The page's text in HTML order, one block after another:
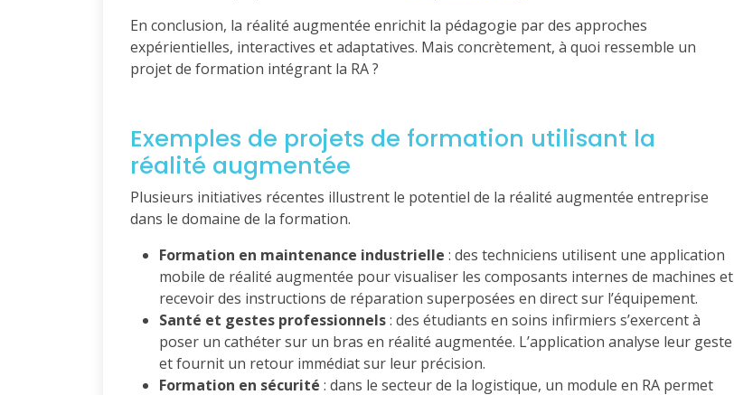
En conclusion, la réalité augmentée enrichit la pédagogie par des approches
expérientielles, interactives et adaptatives. Mais concrètement, à quoi ressemble un
projet de formation intégrant la RA ?
Exemples de projets de formation utilisant la
réalité augmentée
Plusieurs initiatives récentes illustrent le potentiel de la réalité augmentée entreprise
dans le domaine de la formation.
Formation en maintenance industrielle : des techniciens utilisent une application
mobile de réalité augmentée pour visualiser les composants internes de machines et
recevoir des instructions de réparation superposées en direct sur l’équipement.
Santé et gestes professionnels: des étudiants en soins infirmiers s’exercent à
poser un cathéter sur un bras en réalité augmentée. L’application analyse leur geste
et fournit un retour immédiat sur leur précision.
Formation en sécurité : dans le secteur de la logistique, un module en RA permet